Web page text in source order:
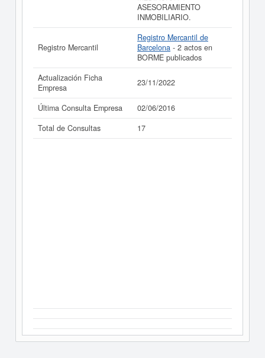
ASESORAMIENTO
INMOBILIARIO.
Registro Mercantil
Registro Mercantil de
Barcelona - 2 actos en
BORME publicados
Actualización Ficha
Empresa
23/11/2022
Última Consulta Empresa
02/06/2016
Total de Consultas
17